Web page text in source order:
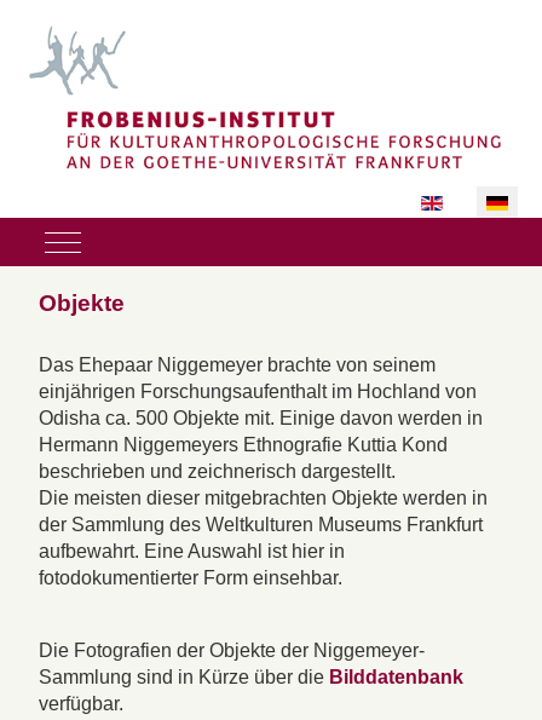
Sprache
Mobile Menu Toggle
Objekte
Das Ehepaar Niggemeyer brachte von seinem
einjährigen Forschungsaufenthalt im Hochland von
Odisha ca. 500 Objekte mit. Einige davon werden in
Hermann Niggemeyers Ethnografie Kuttia Kond
beschrieben und zeichnerisch dargestellt.
Die meisten dieser mitgebrachten Objekte werden in
der Sammlung des Weltkulturen Museums Frankfurt
aufbewahrt. Eine Auswahl ist hier in
fotodokumentierter Form einsehbar.
Die Fotografien der Objekte der Niggemeyer-
Sammlung sind in Kürze über die Bilddatenbank
verfügbar.